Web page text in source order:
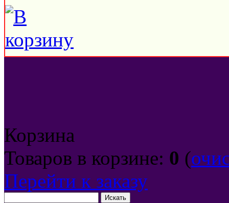
Корзина
Товаров в корзине: 0 (
Перейти к заказу